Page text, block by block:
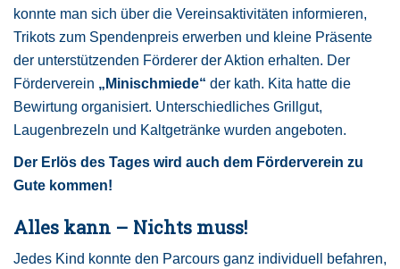
konnte man sich über die Vereinsaktivitäten informieren,
Trikots zum Spendenpreis erwerben und kleine Präsente
der unterstützenden Förderer der Aktion erhalten. Der
Förderverein „Minischmiede“ der kath. Kita hatte die
Bewirtung organisiert. Unterschiedliches Grillgut,
Laugenbrezeln und Kaltgetränke wurden angeboten.
Der Erlös des Tages wird auch dem Förderverein zu
Gute kommen!
Alles kann – Nichts muss!
Jedes Kind konnte den Parcours ganz individuell befahren,